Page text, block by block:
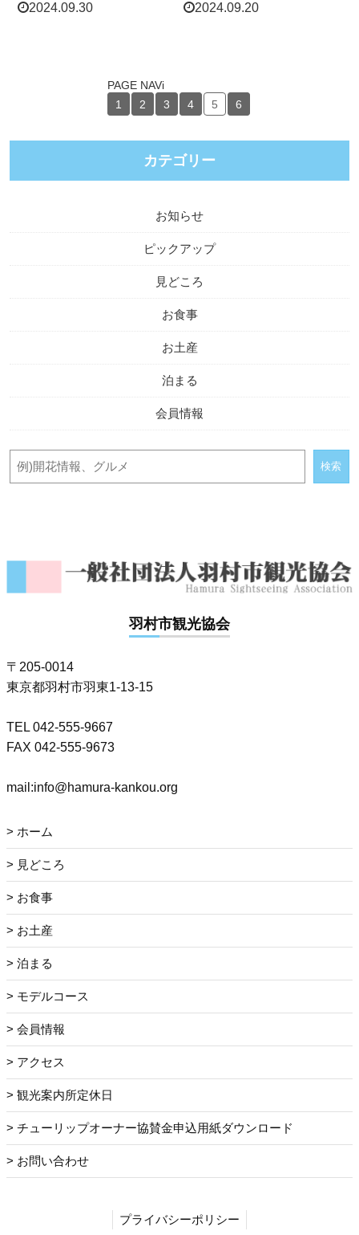
2024.09.30 2024.09.20
PAGE NAVi
1
2 3 4 5 6
カテゴリー
お知らせ
ピックアップ
見どころ
お食事
お土産
泊まる
会員情報
検索
羽村市観光協会
〒205-0014
東京都羽村市羽東1-13-15
TEL 042-555-9667
FAX 042-555-9673
mail:info@hamura-kankou.org
ホーム
見どころ
お食事
お土産
泊まる
モデルコース
会員情報
アクセス
観光案内所定休日
チューリップオーナー協賛金申込用紙ダウンロード
お問い合わせ
プライバシーポリシー